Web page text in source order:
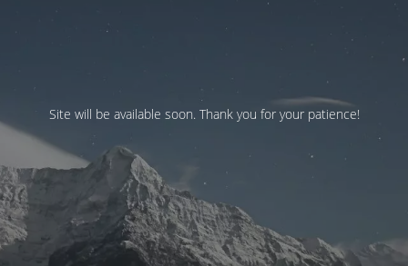
Site will be available soon. Thank you for your patience!